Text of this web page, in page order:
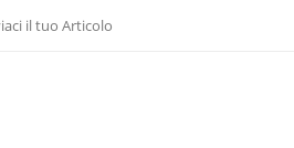
il tuo Articolo